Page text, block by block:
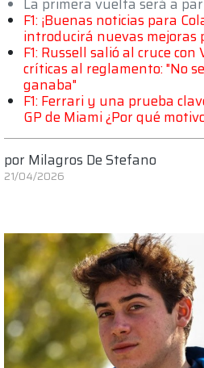
F1: ¡Buenas noticias para
introducirá nuevas mejoras
F1: Russell salió al cruce
críticas al reglamento: "No
ganaba"
F1: Ferrari y una prueba
GP de Miami ¿Por qué
por Milagros De Stefano
21/04/2026